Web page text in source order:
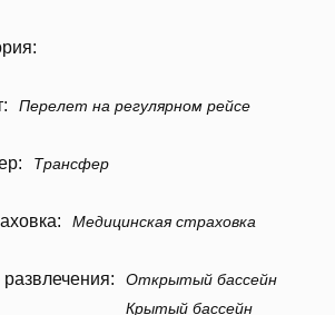
Перелет на регулярном рейсе
Трансфер
Медицинская страховка
Открытый бассейн
Крытый бассейн